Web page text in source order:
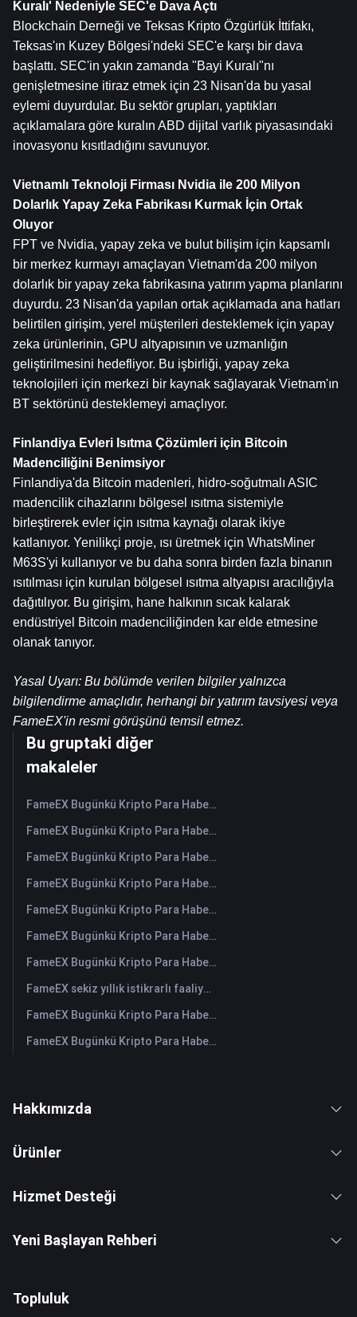
Kuralı' Nedeniyle SEC'e Dava Açtı
Blockchain Derneği ve Teksas Kripto Özgürlük İttifakı,
Teksas'ın Kuzey Bölgesi'ndeki SEC'e karşı bir dava
başlattı. SEC'in yakın zamanda "Bayi Kuralı"nı
genişletmesine itiraz etmek için 23 Nisan'da bu yasal
eylemi duyurdular. Bu sektör grupları, yaptıkları
açıklamalara göre kuralın ABD dijital varlık piyasasındaki
inovasyonu kısıtladığını savunuyor.
Vietnamlı Teknoloji Firması Nvidia ile 200 Milyon
Dolarlık Yapay Zeka Fabrikası Kurmak İçin Ortak
Oluyor
FPT ve Nvidia, yapay zeka ve bulut bilişim için kapsamlı
bir merkez kurmayı amaçlayan Vietnam'da 200 milyon
dolarlık bir yapay zeka fabrikasına yatırım yapma planlarını
duyurdu. 23 Nisan'da yapılan ortak açıklamada ana hatları
belirtilen girişim, yerel müşterileri desteklemek için yapay
zeka ürünlerinin, GPU altyapısının ve uzmanlığın
geliştirilmesini hedefliyor. Bu işbirliği, yapay zeka
teknolojileri için merkezi bir kaynak sağlayarak Vietnam'ın
BT sektörünü desteklemeyi amaçlıyor.
Finlandiya Evleri Isıtma Çözümleri için Bitcoin
Madenciliğini Benimsiyor
Finlandiya'da Bitcoin madenleri, hidro-soğutmalı ASIC
madencilik cihazlarını bölgesel ısıtma sistemiyle
birleştirerek evler için ısıtma kaynağı olarak ikiye
katlanıyor. Yenilikçi proje, ısı üretmek için WhatsMiner
M63S'yi kullanıyor ve bu daha sonra birden fazla binanın
ısıtılması için kurulan bölgesel ısıtma altyapısı aracılığıyla
dağıtılıyor. Bu girişim, hane halkının sıcak kalarak
endüstriyel Bitcoin madenciliğinden kar elde etmesine
olanak tanıyor.
Yasal Uyarı: Bu bölümde verilen bilgiler yalnızca
bilgilendirme amaçlıdır, herhangi bir yatırım tavsiyesi veya
FameEX'in resmi görüşünü temsil etmez.
Bu gruptaki diğer
makaleler
FameEX Bugünkü Kripto Para Haberleri Özeti | 6 Ağustos 2026
FameEX Bugünkü Kripto Para Haberleri Özeti | 5 Ağustos 2026
FameEX Bugünkü Kripto Para Haberleri Özeti | 4 Ağustos 2026
FameEX Bugünkü Kripto Para Haberleri Özeti | 3 Ağustos 2026
FameEX Bugünkü Kripto Para Haberleri Özeti | 31 Temmuz 2026
FameEX Bugünkü Kripto Para Haberleri Özeti | 30 Temmuz 2026
FameEX Bugünkü Kripto Para Haberleri Özeti | 29 Temmuz 2026
FameEX sekiz yıllık istikrarlı faaliyetleri ve küresel büyümesiyle kullanıcı güvenini güçlendiriyor
FameEX Bugünkü Kripto Para Haberleri Özeti | 28 Temmuz 2026
FameEX Bugünkü Kripto Para Haberleri Özeti | 27 Temmuz 2026
Hakkımızda
Ürünler
Hizmet Desteği
Yeni Başlayan Rehberi
Topluluk